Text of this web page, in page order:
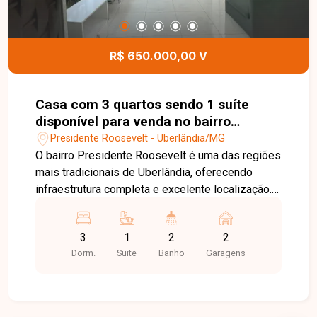
banho, salão de festas, salão de beleza,
playground, horta, quadra de beach tennis e
portaria 24 horas, proporcionando segurança e
qualidade de vida para toda a família. Entre em
visita para conhecer este excelente imóvel.
R$ 650.000,00 V
Casa com 3 quartos sendo 1 suíte
disponível para venda no bairro
Presidente Roosevelt em Uberlândia-
MG
Presidente Roosevelt - Uberlândia/MG
O bairro Presidente Roosevelt é uma das regiões
mais tradicionais de Uberlândia, oferecendo
infraestrutura completa e excelente localização.
cidade, o bairro conta com supermercados,
escolas, farmácias, bancos, restaurantes,
academias e diversos comércios,
3
Dorm.
1
Suite
2
Banho
2
Garagens